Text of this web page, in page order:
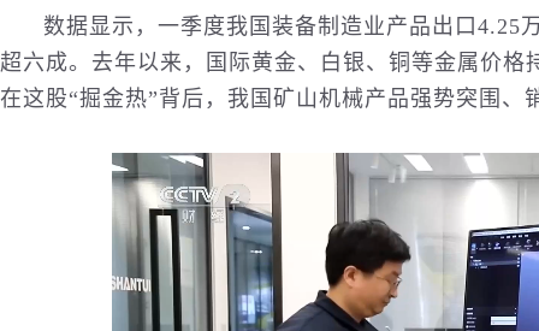
数据显示，一季度我国装备制造业产品出口4.25
超六成。去年以来，
国际黄金、白银、铜等金属价格
在这股“掘金热”背后，我国矿山机械产品强势突围、